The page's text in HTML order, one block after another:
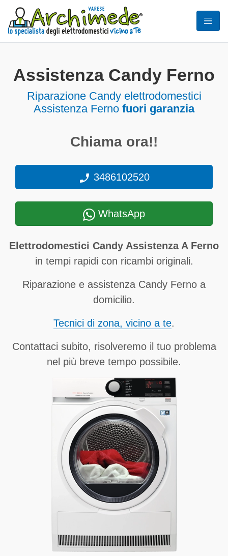
Assistenza Candy Ferno
Riparazione Candy elettrodomestici
Assistenza Ferno fuori garanzia
Chiama ora!!
3486102520
WhatsApp
Elettrodomestici Candy Assistenza A Ferno
in tempi rapidi con ricambi originali.
Riparazione e assistenza Candy Ferno a
domicilio.
Tecnici di zona, vicino a te.
Contattaci subito, risolveremo il tuo problema
nel più breve tempo possibile.